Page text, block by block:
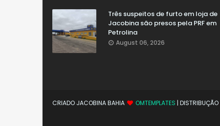
Três suspeitos de furto em loja de
Jacobina são presos pela PRF em
Petrolina
August 06, 2026
CRIADO JACOBINA BAHIA OMTEMPLATES | DISTRIBUÇÃO